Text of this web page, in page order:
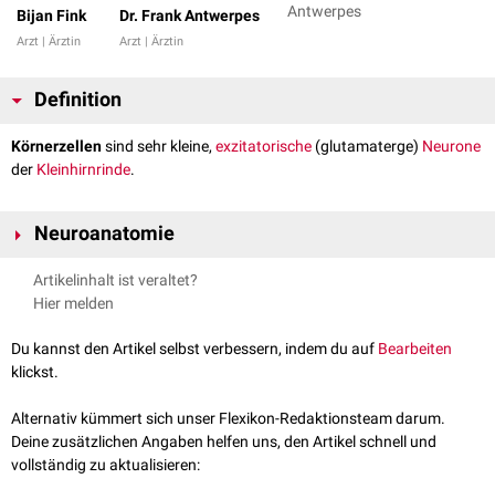
Bijan Fink
Arzt | Ärztin
Dr. Frank Antwerpes
Arzt | Ärztin
Antwerpes
Definition
Körnerzellensind sehr kleine, exzitatorische (glutamaterge) Neurone
der Kleinhirnrinde.
Neuroanatomie
Die Körnerzellen befinden sich in der
(Stratum granulosum corticis cerebelli). Sie besitzen jeweils ca. 3-5 kurze
Fortsätze bilden komplexe Synapsen Moosfaserterminalen
.
Außerdem gehen die Fortsätze Kontakte mit
Dasunmyelinisierte Axoneiner Körnerzelle steigt senkrecht aus dem
Stratum granulosum in dasStratum moleculareauf und teilt sich T-
förmig. DieseParallelfasernverlaufen parallel zur Längsachse der
Artikelinhalt ist veraltet?
Hier melden
Du kannst den Artikel selbst verbessern, indem du auf Bearbeiten
klickst.
Alternativ kümmert sich unser Flexikon-Redaktionsteam darum.
Deine zusätzlichen Angaben helfen uns, den Artikel schnell und
vollständig zu aktualisieren: